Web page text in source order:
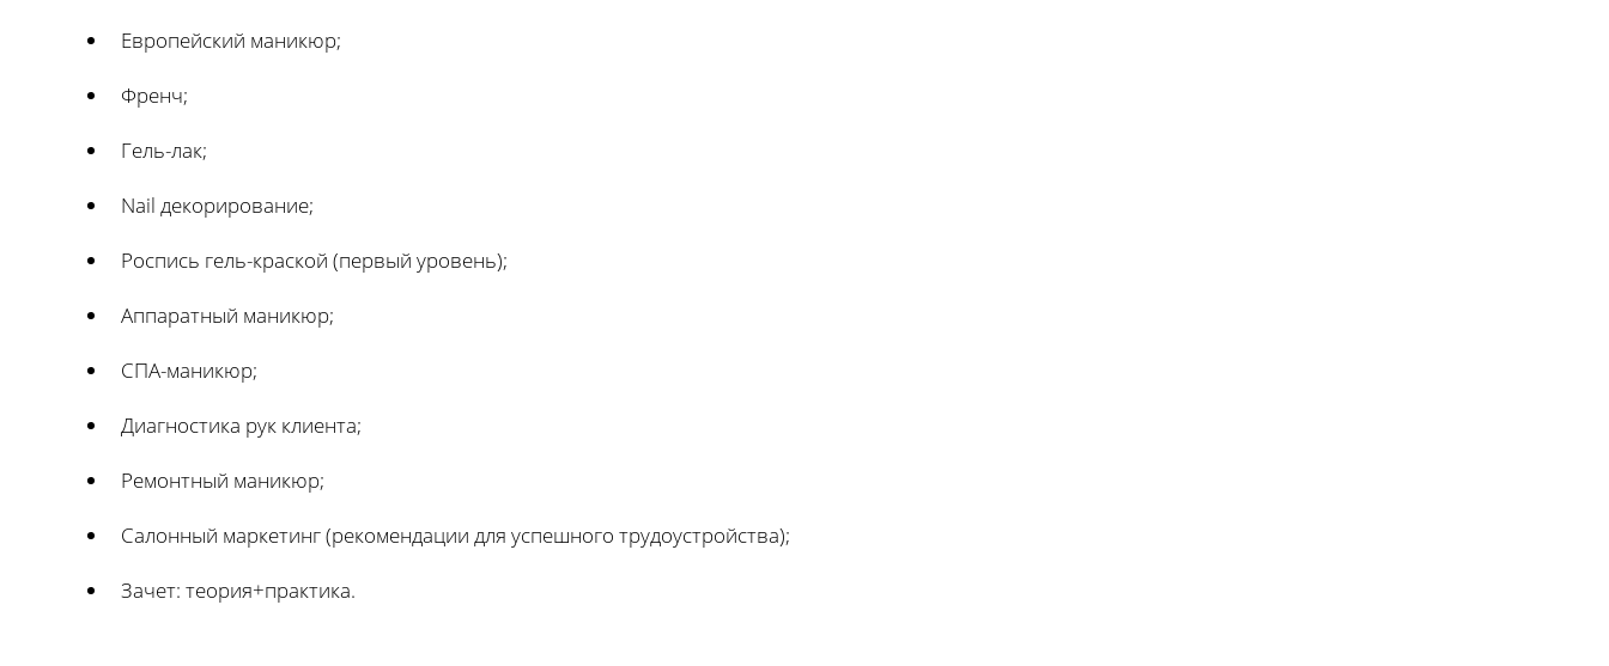
Европейский маникюр;
Френч;
Гель-лак;
Nail декорирование;
Роспись гель-краской (первый уровень);
Аппаратный маникюр;
СПА-маникюр;
Диагностика рук клиента;
Ремонтный маникюр;
Салонный маркетинг (рекомендации для успешного трудоустройства);
Зачет: теория+практика.